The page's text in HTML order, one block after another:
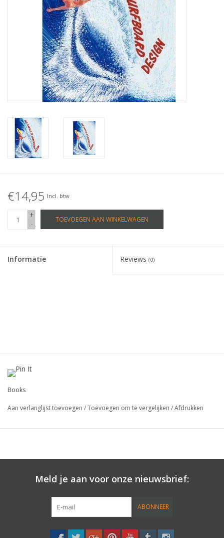
Accessories
Merken
€14,95 Incl. btw
+
-
TOEVOEGEN AAN WINKELWAGEN
Informatie Reviews (0)
Books
Aan verlanglijst toevoegen /Toevoegen om te vergelijken /Afdrukken
Meld je aan voor onze nieuwsbrief:
ABONNEER